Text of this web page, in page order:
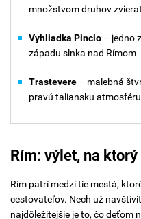
množstvom druhov zvierat
Vyhliadka Pincio – jedno
západu slnka nad Rímom
Trastevere – malebná
pravú taliansku atmosféru
Rím: výlet, na
Rím patrí medzi tie mestá,
cestovateľov. Nech už
najdôležitejšie je to, čo deťom